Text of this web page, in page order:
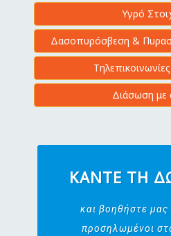
Υγρό
Δασοπυρόσβεση &
Διάσωση με
ΚΆΝΤΕ ΤΗ
και βοηθήστε μας
προσηλωμένοι